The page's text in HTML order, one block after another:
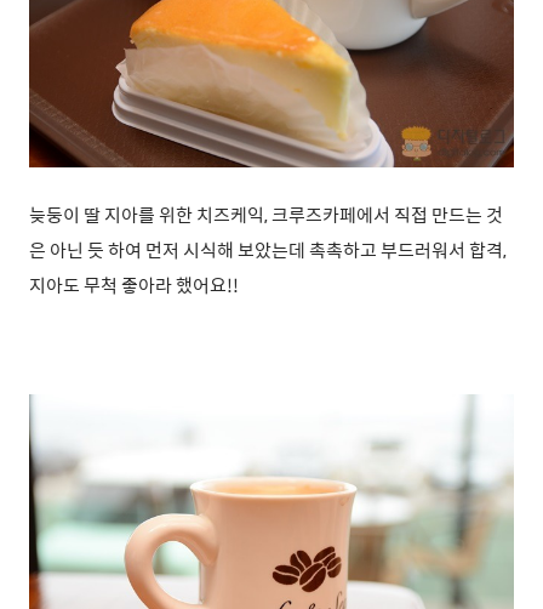
늦둥이 딸 지아를 위한 치즈케익, 크루즈카페에서 직접 만드는 것
은 아닌 듯 하여 먼저 시식해 보았는데 촉촉하고 부드러워서 합격,
지아도 무척 좋아라 했어요!!